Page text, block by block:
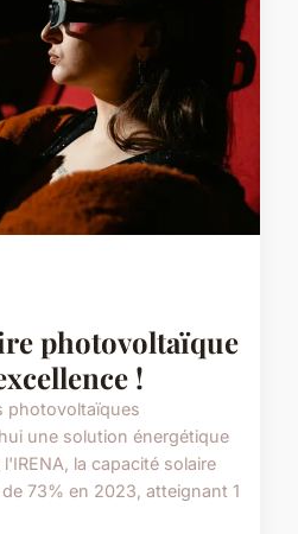
photovoltaïque
!
photovoltaïques
une solution énergétique
la capacité solaire
73% en 2023, atteignant 1